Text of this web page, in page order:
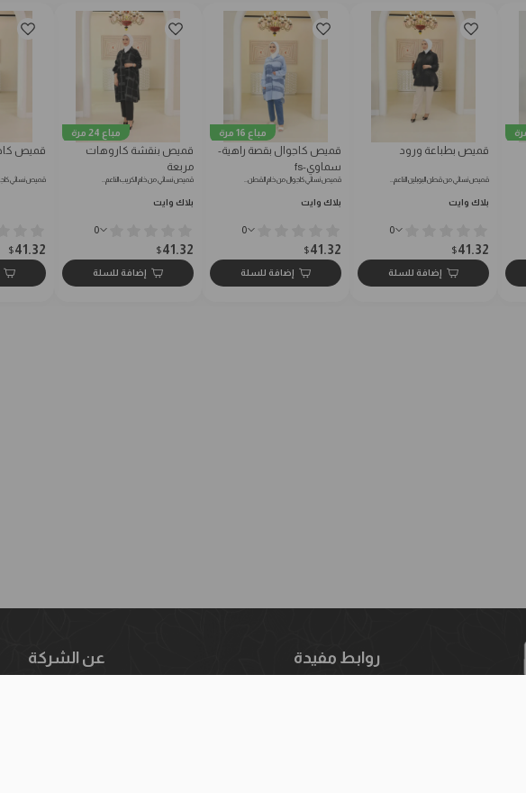
قميص بطباعة ورود
قميص نسائي من قطن البوبلين الناعم…
بلاك وايت
0
41.32
$
إضافة للسلة
مباع 16 مرة
قميص كاجوال بقصة راهية-
سماوي-fs
قميص نسائي كاجوال من خام القطن…
بلاك وايت
0
41.32
$
إضافة للسلة
مباع 24 مرة
قميص بنقشة كاروهات
مربعة
قميص نسائي من خام الكريب الناعم…
بلاك وايت
0
41.32
$
إضافة للسلة
قميص
قميص نسائي
41.32
$
روابط مفيدة عن الشركة